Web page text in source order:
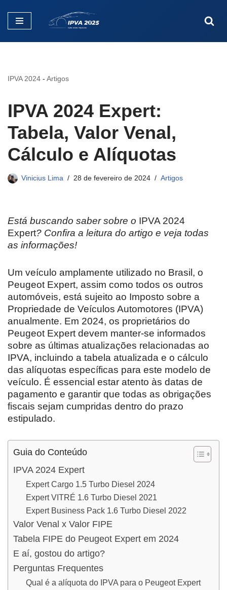
Pular
IPVA 2024 - Artigos
IPVA 2024 Expert:
Tabela, Valor Venal,
Cálculo e Alíquotas
Vinicius Lima 28 de fevereiro de 2024 Artigos
Está buscando saber sobre o IPVA 2024
Expert? Confira a leitura do artigo e veja todas
as informações!
Um veículo amplamente utilizado no Brasil, o
Peugeot Expert, assim como todos os outros
automóveis, está sujeito ao Imposto sobre a
Propriedade de Veículos Automotores (IPVA)
anualmente. Em 2024, os proprietários do
Peugeot Expert devem manter-se informados
sobre as últimas atualizações relacionadas ao
IPVA, incluindo a tabela atualizada e o cálculo
das alíquotas específicas para este modelo de
veículo. É essencial estar atento às datas de
pagamento e garantir que todas as obrigações
fiscais sejam cumpridas dentro do prazo
estipulado.
Guia do Conteúdo
IPVA 2024 Expert
Expert Cargo 1.5 Turbo Diesel 2024
Expert VITRÉ 1.6 Turbo Diesel 2021
Expert Business Pack 1.6 Turbo Diesel 2022
Valor Venal x Valor FIPE
Tabela FIPE do Peugeot Expert em 2024
E aí, gostou do artigo?
Perguntas Frequentes
Qual é a alíquota do IPVA para o Peugeot Expert